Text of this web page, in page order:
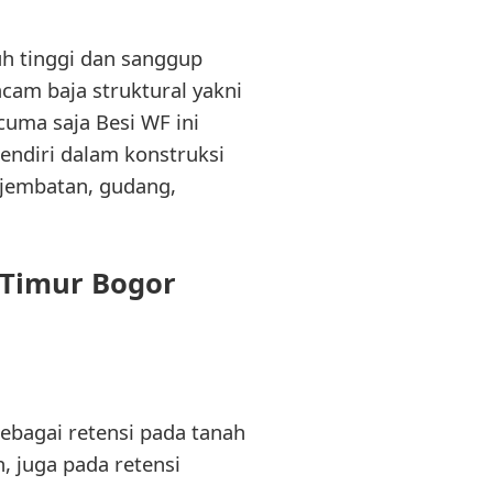
tinggi dan sanggup
baja struktural yakni
saja Besi WF ini
dalam konstruksi
gudang,
Bogor
retensi pada tanah
juga pada retensi